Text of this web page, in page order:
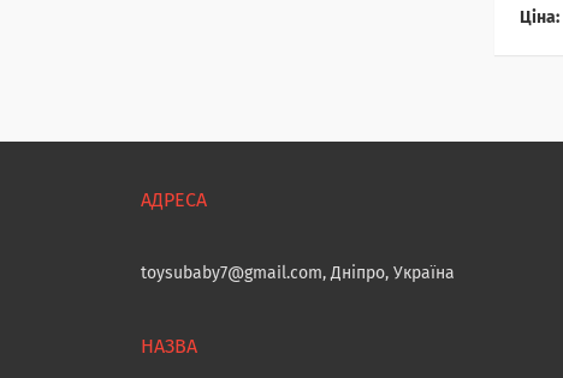
Ціна:
toysubaby7@gmail.com, Дніпро, Україна